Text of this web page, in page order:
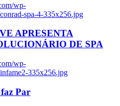
wp-
spa-4-335x256.jpg
APRESENTA
DE SPA
wp-
335x256.jpg
Par